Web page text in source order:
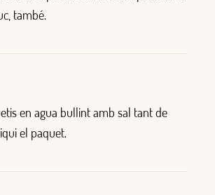
també.
en agua bullint amb sal tant de
el paquet.